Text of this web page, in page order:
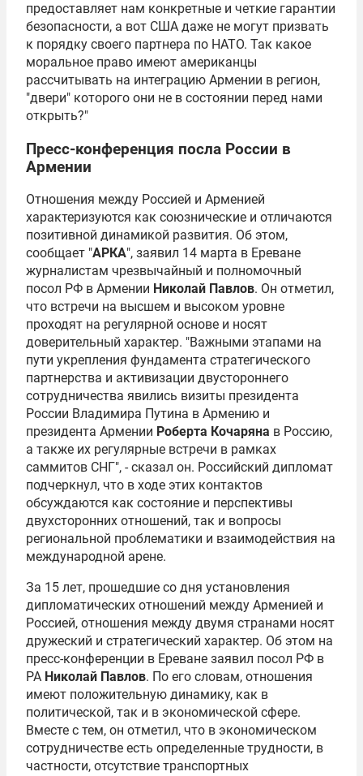
предоставляет нам конкретные и четкие гарантии
безопасности, а вот США даже не могут призвать
к порядку своего партнера по НАТО. Так какое
моральное право имеют американцы
рассчитывать на интеграцию Армении в регион,
"двери" которого они не в состоянии перед нами
открыть?"
Пресс-конференция посла России в
Армении
Отношения между Россией и Арменией
характеризуются как союзнические и отличаются
позитивной динамикой развития. Об этом,
сообщает "АРКА", заявил 14 марта в Ереване
журналистам чрезвычайный и полномочный
посол РФ в Армении Николай Павлов. Он отметил,
что встречи на высшем и высоком уровне
проходят на регулярной основе и носят
доверительный характер. "Важными этапами на
пути укрепления фундамента стратегического
партнерства и активизации двустороннего
сотрудничества явились визиты президента
России Владимира Путина в Армению и
президента Армении Роберта Кочаряна в Россию,
а также их регулярные встречи в рамках
саммитов СНГ", - сказал он. Российский дипломат
подчеркнул, что в ходе этих контактов
обсуждаются как состояние и перспективы
двухсторонних отношений, так и вопросы
региональной проблематики и взаимодействия на
международной арене.
За 15 лет, прошедшие со дня установления
дипломатических отношений между Арменией и
Россией, отношения между двумя странами носят
дружеский и стратегический характер. Об этом на
пресс-конференции в Ереване заявил посол РФ в
РА Николай Павлов. По его словам, отношения
имеют положительную динамику, как в
политической, так и в экономической сфере.
Вместе с тем, он отметил, что в экономическом
сотрудничестве есть определенные трудности, в
частности, отсутствие транспортных